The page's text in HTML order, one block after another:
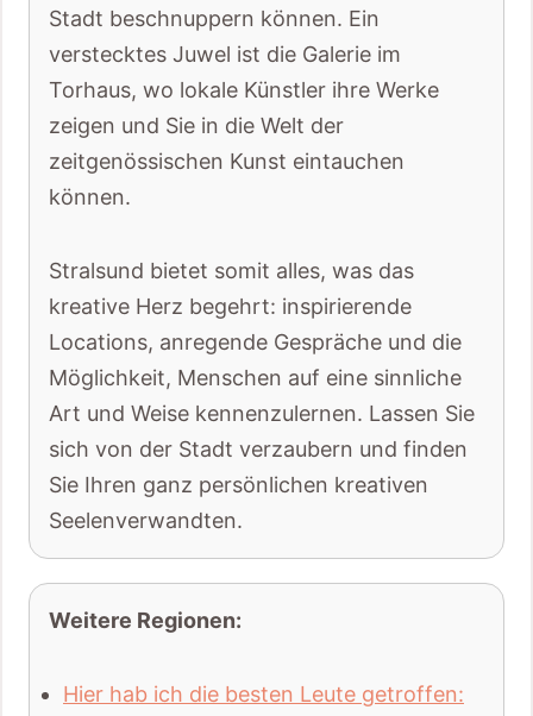
Stadt beschnuppern können. Ein
verstecktes Juwel ist die Galerie im
Torhaus, wo lokale Künstler ihre Werke
zeigen und Sie in die Welt der
zeitgenössischen Kunst eintauchen
können.
Stralsund bietet somit alles, was das
kreative Herz begehrt: inspirierende
Locations, anregende Gespräche und die
Möglichkeit, Menschen auf eine sinnliche
Art und Weise kennenzulernen. Lassen Sie
sich von der Stadt verzaubern und finden
Sie Ihren ganz persönlichen kreativen
Seelenverwandten.
Weitere Regionen:
Hier hab ich die besten Leute getroffen: